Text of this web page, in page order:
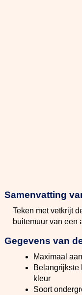
Samenvatting
Teken met vetkrijt
buitemuur van een
Gegevens van
Maximaal
Belangrijkste
kleur
Soort